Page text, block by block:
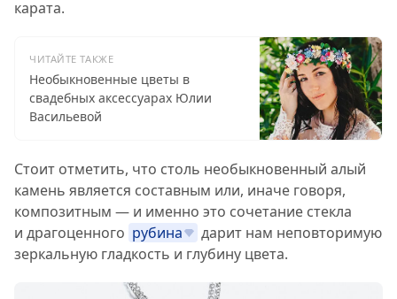
карата.
ЧИТАЙТЕ ТАКЖЕ
Необыкновенные цветы в
свадебных аксессуарах Юлии
Васильевой
Стоит отметить, что столь необыкновенный алый
камень является составным или, иначе говоря,
композитным — и именно это сочетание стекла
и драгоценного рубина
дарит нам неповторимую
зеркальную гладкость и глубину цвета.